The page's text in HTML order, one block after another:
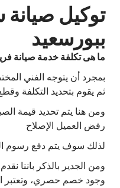
توكيل
ببورسعيد
ما هى تكلفة خدمة صيانة
بمجرد أن يتوجه الفني
ثم يقوم بتحديد التكلفة
ومن هنا يتم تحديد قيمة
رفض العميل الإصلاح
لذلك سوف يتم دفع رسوم
ومن الجدير بالذكر باننا
وجود خصم حصري، وتعتبر